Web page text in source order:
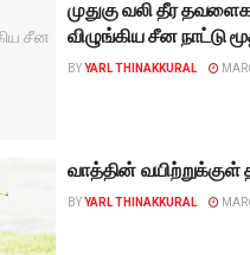
முதுகு வலி தீர
விழுங்கிய சீன நாட்டு
BYYARL THINAKKURAL
வாத்தின்
BYYARL THINAKKURAL